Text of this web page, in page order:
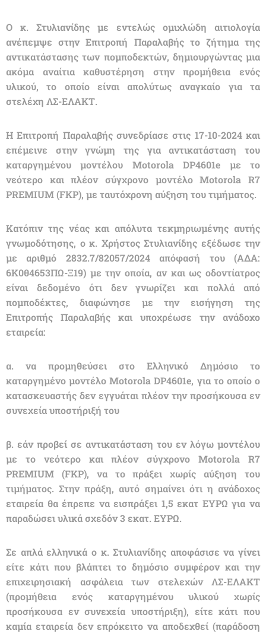
Ο κ. Στυλιανίδης με εντελώς ομιχλώδη αιτιολογία
ανέπεμψε στην Επιτροπή Παραλαβής το ζήτημα της
αντικατάστασης των πομποδεκτών, δημιουργώντας μια
ακόμα αναίτια καθυστέρηση στην προμήθεια ενός
υλικού, το οποίο είναι απολύτως αναγκαίο για τα
στελέχη ΛΣ-ΕΛΑΚΤ.
Η Επιτροπή Παραλαβής συνεδρίασε στις 17-10-2024 και
επέμεινε στην γνώμη της για αντικατάσταση του
καταργημένου μοντέλου Μοtorola DP4601e με το
νεότερο και πλέον σύγχρονο μοντέλο Μοtorola R7
PREMIUM (FKP), με ταυτόχρονη αύξηση του τιμήματος.
Κατόπιν της νέας και απόλυτα τεκμηριωμένης αυτής
γνωμοδότησης, ο κ. Χρήστος Στυλιανίδης εξέδωσε την
με αριθμό 2832.7/82057/2024 απόφασή του (ΑΔΑ:
6Κ0θ4653ΠΩ-Ξ19) με την οποία, αν και ως οδοντίατρος
είναι δεδομένο ότι δεν γνωρίζει και πολλά από
πομποδέκτες, διαφώνησε με την εισήγηση της
Επιτροπής Παραλαβής και υποχρέωσε την ανάδοχο
εταιρεία:
α. να προμηθεύσει στο Ελληνικό Δημόσιο το
καταργημένο μοντέλο Μοtorola DP4601e, για το οποίο ο
κατασκευαστής δεν εγγυάται πλέον την προσήκουσα εν
συνεχεία υποστήριξή του
β. εάν προβεί σε αντικατάσταση του εν λόγω μοντέλου
με το νεότερο και πλέον σύγχρονο Μοtorola R7
PREMIUM (FKP), να το πράξει χωρίς αύξηση του
τιμήματος. Στην πράξη, αυτό σημαίνει ότι η ανάδοχος
εταιρεία θα έπρεπε να εισπράξει 1,5 εκατ ΕΥΡΩ για να
παραδώσει υλικά σχεδόν 3 εκατ. ΕΥΡΩ.
Σε απλά ελληνικά ο κ. Στυλιανίδης αποφάσισε να γίνει
είτε κάτι που βλάπτει το δημόσιο συμφέρον και την
επιχειρησιακή ασφάλεια των στελεχών ΛΣ-ΕΛΑΚΤ
(προμήθεια ενός καταργημένου υλικού χωρίς
προσήκουσα εν συνεχεία υποστήριξη), είτε κάτι που
καμία εταιρεία δεν επρόκειτο να αποδεχθεί (παράδοση